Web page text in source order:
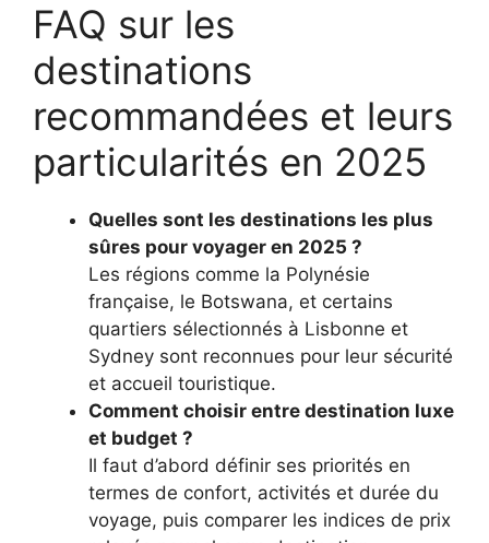
FAQ sur les
destinations
recommandées et leurs
particularités en 2025
Quelles sont les destinations les plus
sûres pour voyager en 2025 ?
Les régions comme la Polynésie
française, le Botswana, et certains
quartiers sélectionnés à Lisbonne et
Sydney sont reconnues pour leur sécurité
et accueil touristique.
Comment choisir entre destination luxe
et budget ?
Il faut d’abord définir ses priorités en
termes de confort, activités et durée du
voyage, puis comparer les indices de prix